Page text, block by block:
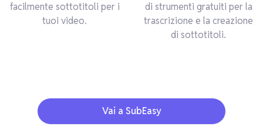
facilmente sottotitoli per i
tuoi video.
di strumenti gratuiti per la
trascrizione e la creazione
di sottotitoli.
Vai a SubEasy